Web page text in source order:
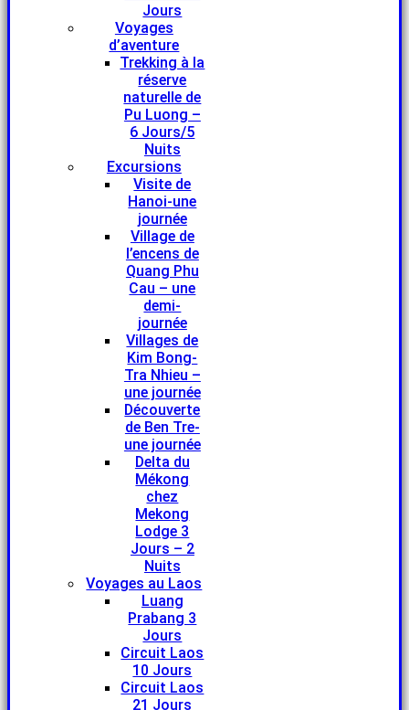
Jours
Voyages
d’aventure
Trekking à la
réserve
naturelle de
Pu Luong –
6 Jours/5
Nuits
Excursions
Visite de
Hanoi-une
journée
Village de
l’encens de
Quang Phu
Cau – une
demi-
journée
Villages de
Kim Bong-
Tra Nhieu –
une journée
Découverte
de Ben Tre-
une journée
Delta du
Mékong
chez
Mekong
Lodge 3
Jours – 2
Nuits
Voyages au Laos
Luang
Prabang 3
Jours
Circuit Laos
10 Jours
Circuit Laos
21 Jours